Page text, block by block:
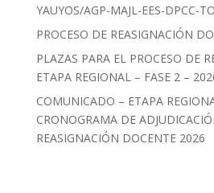
YAUYOS/AGP-MAJL-EES-DPCC-
PROCESO DE REASIGNACIÓN
PLAZAS PARA EL PROCESO DE
ETAPA REGIONAL – FASE 2 –
COMUNICADO – ETAPA
CRONOGRAMA DE
REASIGNACIÓN DOCENTE 2026